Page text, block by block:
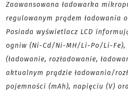
Zaawansowana ładowarka
regulowanym prądem ładowania
Posiada wyświetlacz LCD
ogniw (Ni-Cd/Ni-MH/Li-Po/Li-
(ładowanie, rozładowanie,
aktualnym prądzie ładowania/
pojemności (mAh), napięciu (V)